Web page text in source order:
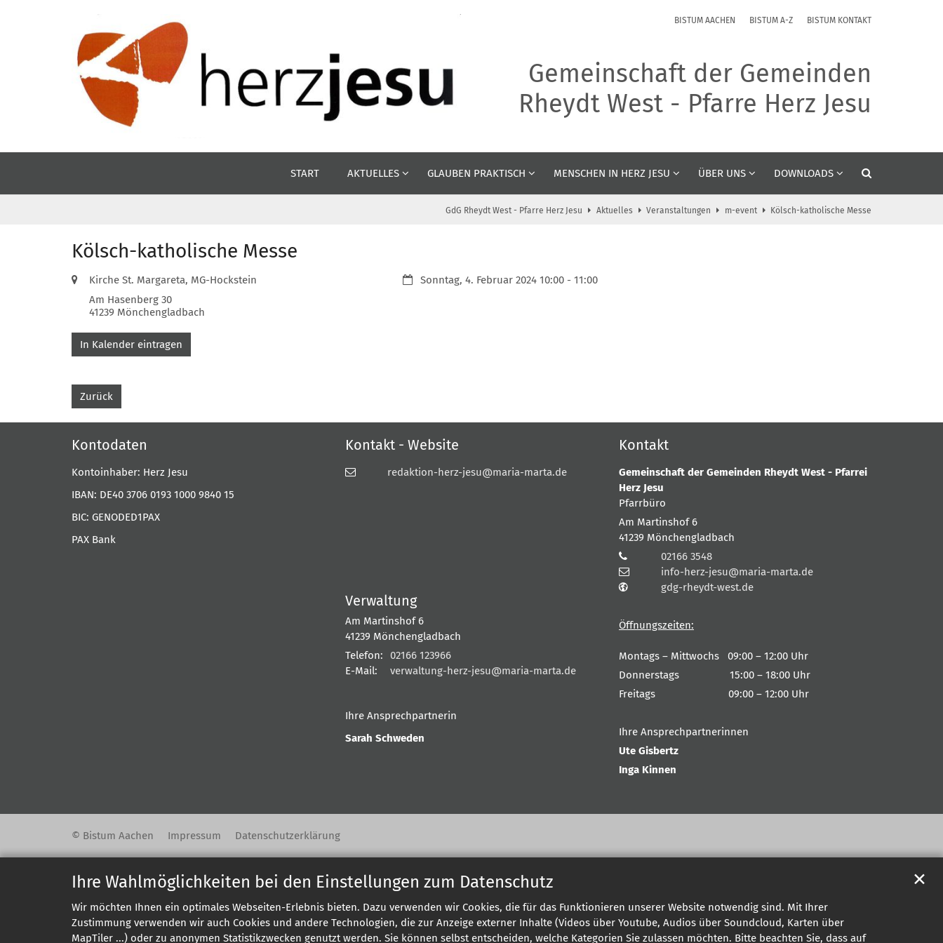
Ihre Wahlmöglichkeiten bei den Einstellungen zum Datenschutz
Wir möchten Ihnen ein optimales Webseiten-Erlebnis bieten. Dazu verwenden wir Cookies, die für das Funktionieren unserer Website notwendig sind. Mit Ihrer
Zustimmung verwenden wir auch Cookies und andere Technologien, die zur Anzeige externer Inhalte (Videos über Youtube, Audios über Soundcloud, Karten über
MapTiler ...) oder zu anonymen Statistikzwecken genutzt werden. Sie können selbst entscheiden, welche Kategorien Sie zulassen möchten. Bitte beachten Sie, dass auf
✕
BISTUM AACHEN BISTUM A-Z BISTUM KONTAKT
Gemeinschaft der Gemeinden
Rheydt West - Pfarre Herz Jesu
START AKTUELLES GLAUBEN PRAKTISCH MENSCHEN IN HERZ JESU ÜBER UNS DOWNLOADS
GdG Rheydt West - Pfarre Herz Jesu Aktuelles Veranstaltungen m-event Kölsch-katholische Messe
Kölsch-katholische Messe
Datum:Sonntag, 4. Februar 2024 10:00 - 11:00
Ort:
Kirche St. Margareta, MG-Hockstein
Am Hasenberg 30
41239 Mönchengladbach
In Kalender eintragen
Zurück
Kontodaten
Kontoinhaber: Herz Jesu
IBAN: DE40 3706 0193 1000 9840 15
BIC: GENODED1PAX
PAX Bank
Kontakt - Website
redaktion-herz-jesu@maria-marta.de
Verwaltung
Am Martinshof 6
41239 Mönchengladbach
Telefon:
02166 123966
E-Mail:
verwaltung-herz-jesu@maria-marta.de
Ihre Ansprechpartnerin
Sarah Schweden
Kontakt
Gemeinschaft der Gemeinden Rheydt West - Pfarrei
Herz Jesu
Pfarrbüro
Am Martinshof 6
41239 Mönchengladbach
02166 3548
info-herz-jesu@maria-marta.de
gdg-rheydt-west.de
Öffnungszeiten:
Montags – Mittwochs 09:00 – 12:00 Uhr
Donnerstags 15:00 – 18:00 Uhr
Freitags 09:00 – 12:00 Uhr
Ihre Ansprechpartnerinnen
Ute Gisbertz
Inga Kinnen
© Bistum Aachen Impressum Datenschutzerklärung